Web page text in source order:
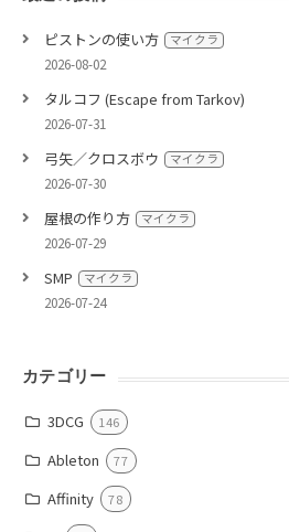
ピストンの使い方 マイクラ
2026-08-02
タルコフ (Escape from Tarkov)
2026-07-31
弓矢／クロスボウ マイクラ
2026-07-30
屋根の作り方 マイクラ
2026-07-29
SMP マイクラ
2026-07-24
カテゴリー
3DCG 146
Ableton 77
Affinity 78